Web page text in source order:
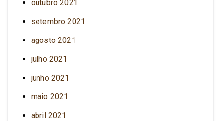
outubro 2021
setembro 2021
agosto 2021
julho 2021
junho 2021
maio 2021
abril 2021